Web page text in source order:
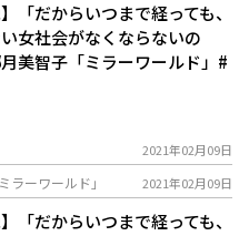
】「だからいつまで経っても、
女社会がなくならないの
美智子「ミラーワールド」#
2021年02月09日
ラーワールド」 2021年02月09日
】「だからいつまで経っても、